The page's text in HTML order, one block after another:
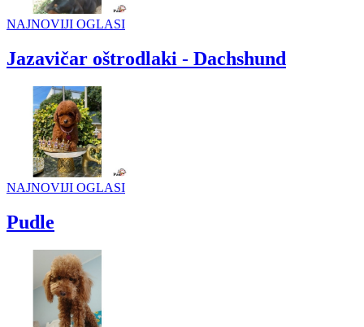
NAJNOVIJI OGLASI
Jazavičar oštrodlaki - Dachshund
NAJNOVIJI OGLASI
Pudle